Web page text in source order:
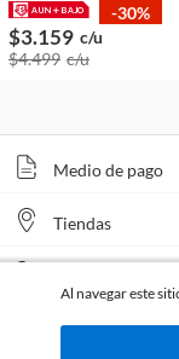
-30%
$3.159 c/u
$4.499 c/u
Medio de pago
Tiendas
Al navegar este